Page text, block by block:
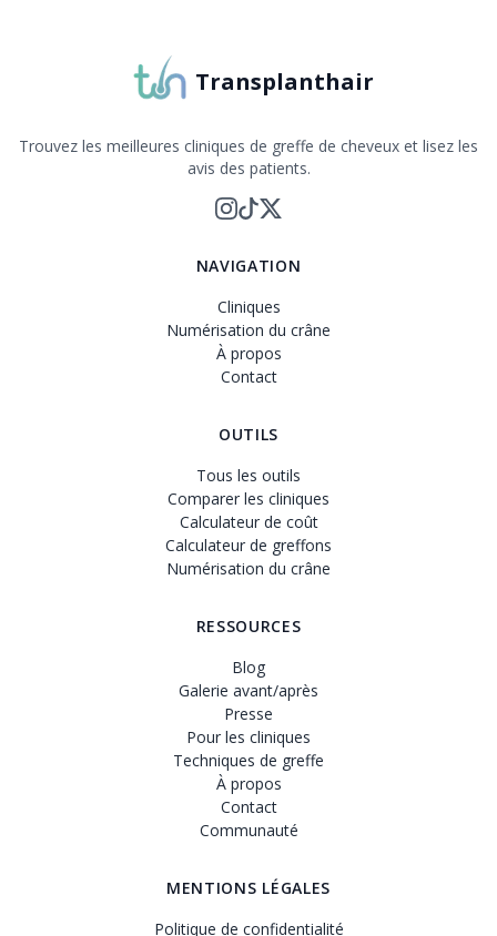
Transplanthair
Trouvez les meilleures cliniques de greffe de cheveux et lisez les
avis des patients.
NAVIGATION
Cliniques
Numérisation du crâne
À propos
Contact
OUTILS
Tous les outils
Comparer les cliniques
Calculateur de coût
Calculateur de greffons
Numérisation du crâne
RESSOURCES
Blog
Galerie avant/après
Presse
Pour les cliniques
Techniques de greffe
À propos
Contact
Communauté
MENTIONS LÉGALES
Politique de confidentialité